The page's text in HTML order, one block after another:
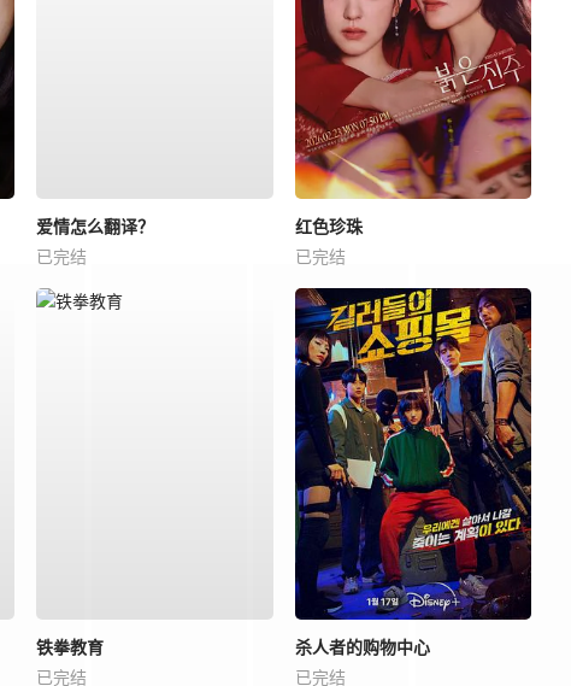
爱情怎么翻译？
已完结
红色珍珠
已完结
铁拳教育
已完结
杀人者的购物中心
已完结